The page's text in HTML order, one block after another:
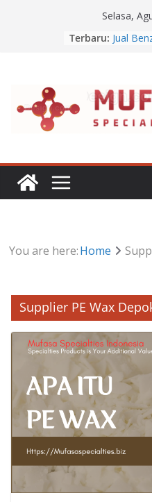
Selasa,
Terbaru: Jual
Jual
You are here:Home
Supplier PE Wax